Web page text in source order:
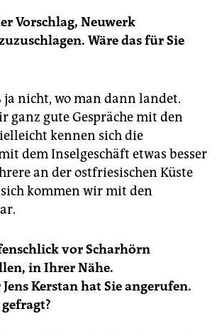
Vorschlag, Neuwerk
Wäre das für Sie
nicht, wo man dann landet.
ganz gute Gespräche mit den
kennen sich die
dem Inselgeschäft etwas besser
an der ostfriesischen Küste
kommen wir mit den
vor Scharhörn
in Ihrer Nähe.
Kerstan hat Sie angerufen.